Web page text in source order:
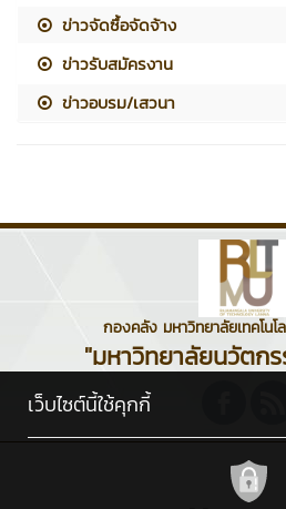
ข่าวจัดซื้อจัดจ้าง
ข่าวรับสมัครงาน
ข่าวอบรม/เสวนา
กองคลัง มหาวิทยาลัยเทคโนโ
"มหาวิทยาลัยนวัตก
เว็บไซต์นี้ใช้คุกกี้